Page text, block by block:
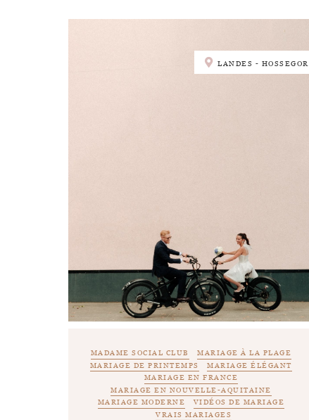
LANDES - HOSSEGOR
MADAME SOCIAL CLUB
MARIAGE À LA PLAGE
MARIAGE DE PRINTEMPS
MARIAGE ÉLÉGANT
MARIAGE EN FRANCE
MARIAGE EN NOUVELLE-AQUITAINE
MARIAGE MODERNE
VIDÉOS DE MARIAGE
VRAIS MARIAGES